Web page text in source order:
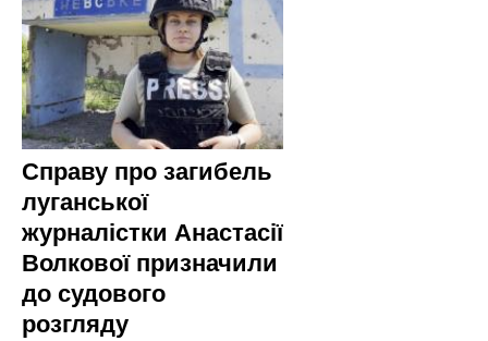
Справу про загибель
луганської
журналістки Анастасії
Волкової призначили
до судового
розгляду